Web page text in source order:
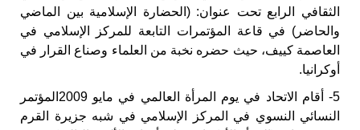
الثقافي الرابع تحت عنوان: (الحضارة الإسلامية بين الماضي
والحاضر) في قاعة المؤتمرات التابعة للمركز الإسلامي في
العاصمة كييف، حيث حضره نخبة من العلماء وصناع القرار في
أوكرانيا.
5- أقام الاتحاد في يوم المرأة العالمي في مايو 2009المؤتمر
النسائي النسوي في المركز الإسلامي في شبه جزيرة القرم